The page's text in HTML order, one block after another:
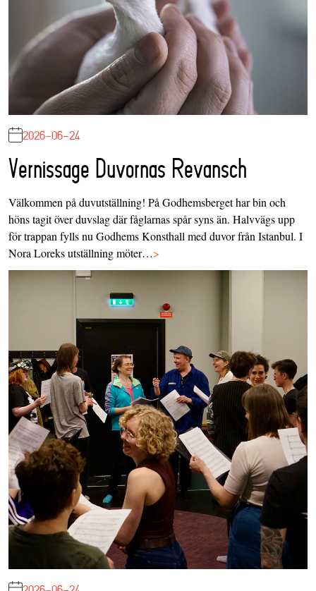
2026-06-24
Vernissage Duvornas Revansch
Välkommen på duvutställning! På Godhemsberget har bin och
höns tagit över duvslag där fåglarnas spår syns än. Halvvägs upp
för trappan fylls nu Godhems Konsthall med duvor från Istanbul. I
Nora Loreks utställning möter…>